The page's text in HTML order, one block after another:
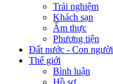
Trải nghiệm
Khách sạn
Ẩm thực
Phương tiện
Đất nước - Con người
Thế giới
Bình luận
Hồ sơ